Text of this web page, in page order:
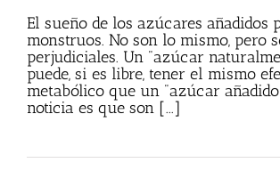
El sueño de los azúcares añadidos
monstruos. No son lo mismo, pero
perjudiciales. Un "azúcar
puede, si es libre, tener el mismo
metabólico que un "azúcar
noticia es que son [...]